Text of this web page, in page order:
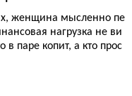
женщина мысленно пе
нагрузка не ви
в паре копит, а кто прос